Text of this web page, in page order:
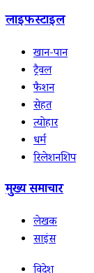
लाइफस्टाइल
खान-पान
ट्रैवल
फैशन
सेहत
त्योहार
धर्म
रिलेशनशिप
मुख्य समाचार
लेखक
साइंस